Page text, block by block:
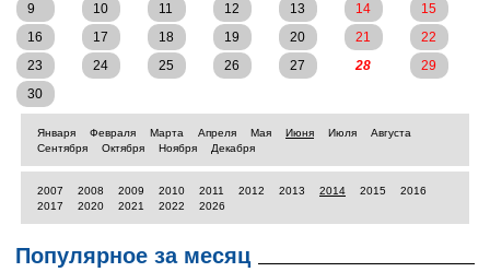
9
10 11 12 13 14
15
16
17 18 19 20 21
22
23
24 25 26 27 28
29
30
Января Февраля Марта Апреля Мая Июня Июля
Августа
Сентября
Октября Ноября Декабря
2007 2008 2009 2010 2011 2012 2013 2014 2015
2016
2017
2020 2021 2022 2026
Популярное за месяц